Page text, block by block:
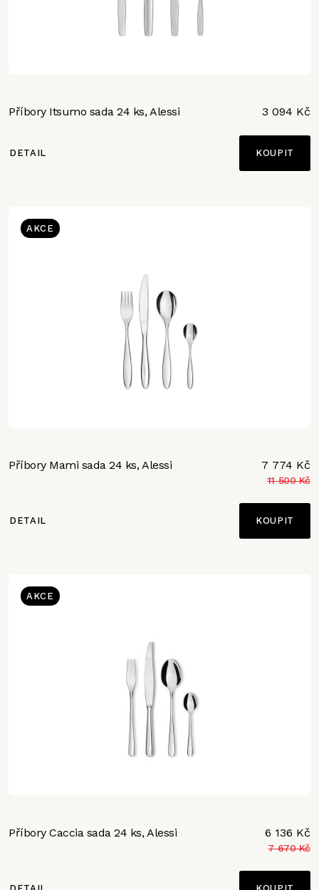
Příbory Itsumo sada 24 ks, Alessi 3 094 Kč
DETAIL
AKCE
Příbory Mami sada 24 ks, Alessi 7 774 Kč
11 500 Kč
DETAIL
AKCE
Příbory Caccia sada 24 ks, Alessi 6 136 Kč
7 670 Kč